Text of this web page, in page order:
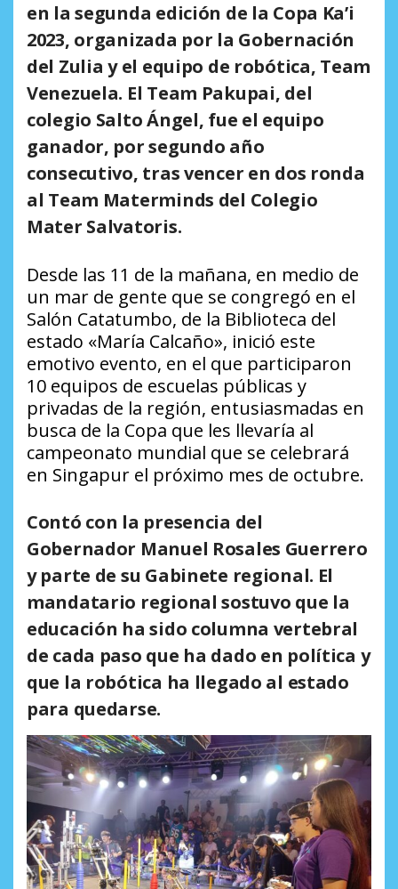
en la segunda edición de la Copa Ka’i
2023, organizada por la Gobernación
del Zulia y el equipo de robótica, Team
Venezuela. El Team Pakupai, del
colegio Salto Ángel, fue el equipo
ganador, por segundo año
consecutivo, tras vencer en dos ronda
al Team Materminds del Colegio
Mater Salvatoris.
Desde las 11 de la mañana, en medio de
un mar de gente que se congregó en el
Salón Catatumbo, de la Biblioteca del
estado «María Calcaño», inició este
emotivo evento, en el que participaron
10 equipos de escuelas públicas y
privadas de la región, entusiasmadas en
busca de la Copa que les llevaría al
campeonato mundial que se celebrará
en Singapur el próximo mes de octubre.
Contó con la presencia del
Gobernador Manuel Rosales Guerrero
y parte de su Gabinete regional. El
mandatario regional sostuvo que la
educación ha sido columna vertebral
de cada paso que ha dado en política y
que la robótica ha llegado al estado
para quedarse.